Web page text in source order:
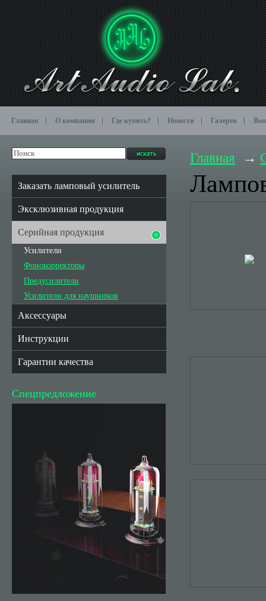
Главная О компании Где купить? Новости Галерея
Главная
Заказать ламповый усилитель
Эксклюзивная продукция
Серийная продукция
Усилители
Фонокорректоры
Предусилители
Усилители для наушников
Аксессуары
Инструкции
Гарантии качества
Спецпредложение